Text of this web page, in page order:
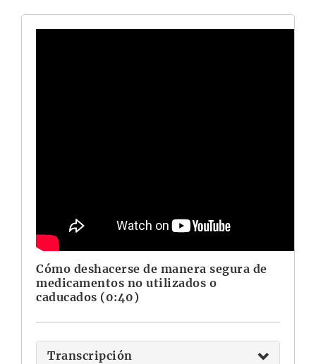
Cómo deshacerse de manera segura de
medicamentos no utilizados o
caducados (0:40)
Transcripción